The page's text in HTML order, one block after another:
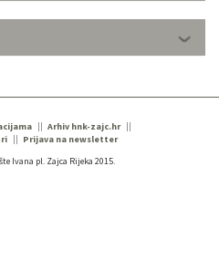
Arhiv hnk-zajc.hr
Prijava na newsletter
Ivana pl. Zajca Rijeka 2015.